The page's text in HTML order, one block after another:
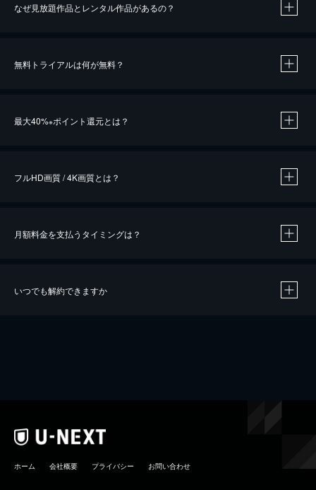
なぜ見放題作品とレンタル作品があるの？
無料トライアルは何が無料？
最大40%※ポイント還元とは？
※40％ポイント還元の対象は、クレジットカード決済による作品の購入 / レンタルです。
フルHD画質 / 4K画質とは？
月額料金を支払うタイミングは？
いつでも解約できますか
ホーム 会社概要 プライバシー お問い合わせ